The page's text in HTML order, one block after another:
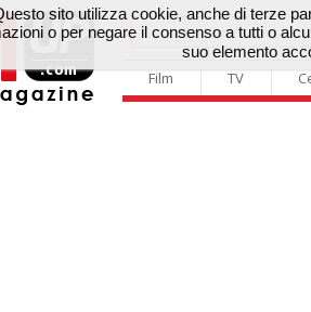
Film TV
sito utilizza cookie, anche di terze
o per negare il consenso a tutti o
suo elemento